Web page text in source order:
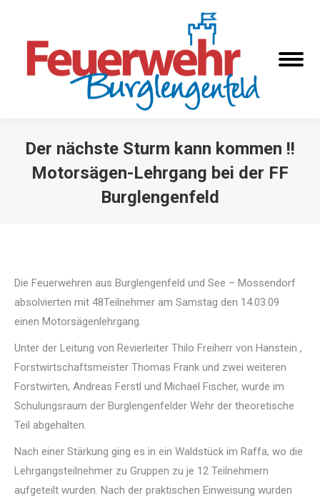
Der nächste Sturm kann kommen !!
Motorsägen-Lehrgang bei der FF
Burglengenfeld
Die Feuerwehren aus Burglengenfeld und See – Mossendorf
absolvierten mit 48Teilnehmer am Samstag den 14.03.09
einen Motorsägenlehrgang.
Unter der Leitung von Revierleiter Thilo Freiherr von Hanstein ,
Forstwirtschaftsmeister Thomas Frank und zwei weiteren
Forstwirten, Andreas Ferstl und Michael Fischer, wurde im
Schulungsraum der Burglengenfelder Wehr der theoretische
Teil abgehalten.
Nach einer Stärkung ging es in ein Waldstück im Raffa, wo die
Lehrgangsteilnehmer zu Gruppen zu je 12 Teilnehmern
aufgeteilt wurden. Nach der praktischen Einweisung wurden